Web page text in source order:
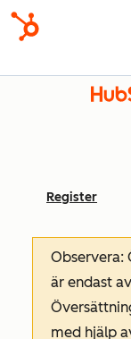
Register
Observera:
är endast
med hjälp